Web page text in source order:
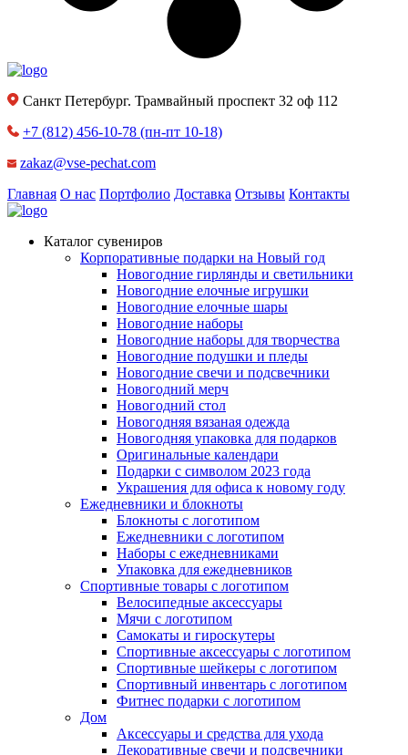
Санкт Петербург. Трамвайный проспект 32 оф 112
+7 (812) 456-10-78 (пн-пт 10-18)
zakaz@vse-pechat.com
Главная О нас Портфолио Доставка Отзывы Контакты
Каталог сувениров
Корпоративные подарки на Новый год
Новогодние гирлянды и светильники
Новогодние елочные игрушки
Новогодние елочные шары
Новогодние наборы
Новогодние наборы для творчества
Новогодние подушки и пледы
Новогодние свечи и подсвечники
Новогодний мерч
Новогодний стол
Новогодняя вязаная одежда
Новогодняя упаковка для подарков
Оригинальные календари
Подарки с символом 2023 года
Украшения для офиса к новому году
Ежедневники и блокноты
Блокноты с логотипом
Ежедневники с логотипом
Наборы с ежедневниками
Упаковка для ежедневников
Спортивные товары с логотипом
Велосипедные аксессуары
Мячи с логотипом
Самокаты и гироскутеры
Спортивные аксессуары с логотипом
Спортивные шейкеры с логотипом
Спортивный инвентарь с логотипом
Фитнес подарки с логотипом
Дом
Аксессуары и средства для ухода
Декоративные свечи и подсвечники